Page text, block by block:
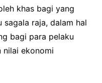
khas bagi yang
sagala raja, dalam hal
bagi para pelaku
nilai ekonomi